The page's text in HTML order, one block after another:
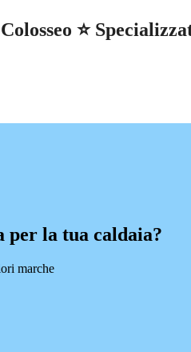
⭐
per la tua caldaia?
marche